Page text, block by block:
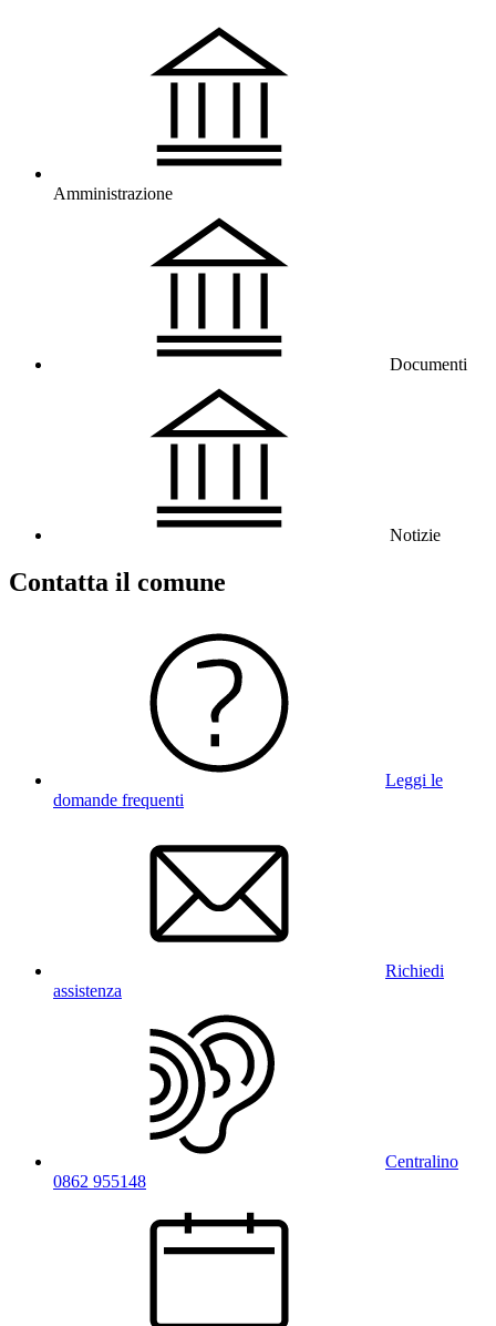
Amministrazione
Documenti
Notizie
Contatta il comune
Leggi le
domande frequenti
Richiedi
assistenza
Centralino
0862 955148